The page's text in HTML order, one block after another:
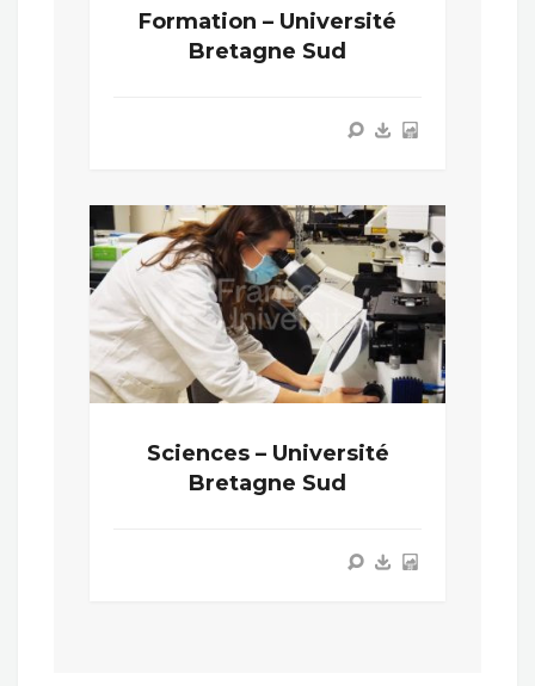
Formation – Université
Bretagne Sud
Sciences – Université
Bretagne Sud